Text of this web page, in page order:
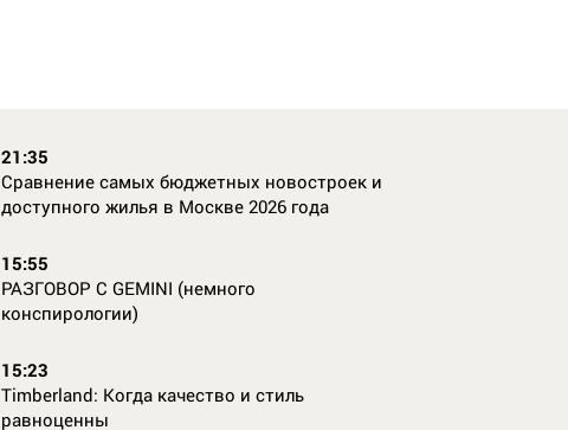
21:35
Сравнение самых бюджетных новостроек и
доступного жилья в Москве 2026 года
15:55
РАЗГОВОР С GEMINI (немного
конспирологии)
15:23
Timberland: Когда качество и стиль
равноценны